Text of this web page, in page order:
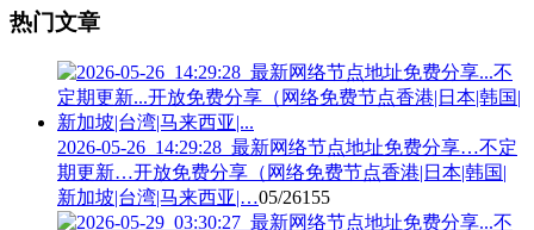
热门文章
2026-05-26_14:29:28_最新网络节点地址免费分享…不定
期更新…开放免费分享（网络免费节点香港|日本|韩国|
新加坡|台湾|马来西亚|…05/26155